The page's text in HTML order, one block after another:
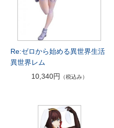
Re:ゼロから始める異世界生活
異世界レム
10,340円
（税込み）